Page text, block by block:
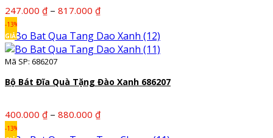
247.000 ₫ – 817.000 ₫Khoảng
từ
247.000 ₫
817.000 ₫
-13%
GIẢM
Mã SP: 686207
Bộ Bát Đĩa Quà Tặng Đào Xanh 686207
400.000 ₫ – 880.000 ₫Khoảng
-13%